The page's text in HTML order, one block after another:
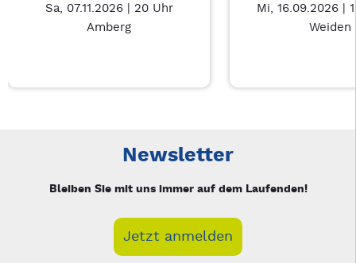
Sa, 07.11.2026 | 20 Uhr
Amberg
Mi, 16.09.2026 |
Weiden
Newsletter
Bleiben Sie mit uns immer auf dem Laufenden!
Jetzt anmelden